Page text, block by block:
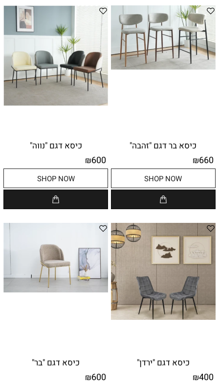
כיסא בר דגם "זהבה"
₪660
SHOP NOW
כיסא דגם "נווה"
₪600
SHOP NOW
כיסא דגם "ירדן"
₪400
כיסא דגם "בר"
₪600